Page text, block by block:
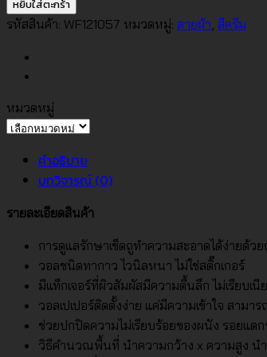
เท็ก
ผ้า
ไหม
สี
ครีม
ชิ้น
หยิบใส่ตะกร้า
รหัสสินค้า: WF121057 หมวดหมู่: ลายผ้า สีครีม
หมวดหมู่
หมวด
คำอธิบาย
บทวิจารณ์ (0)
รายละเอียดสินค้า
การดูแลรักษาเช็ดถูทำความสะอาดได้ง่ายด้ว
วอลชนิดทากาว ไวนิลหนา ไม่ใช่สติ๊กเกอร์
มีแท็กเจอร์ที่ผิวสัมผัสมีความตื้นลึก ไม่เรียบเนี
วอลเปเปอร์ติดตั้งง่าย แค่มีความเข้าใจ สามาร
ช่วยปกปิดความไม่เรียบร้อยของผนัง รอยแตก
วิธีคำนวณพื้นที่ นำความกว้าง x ความสูง นำ